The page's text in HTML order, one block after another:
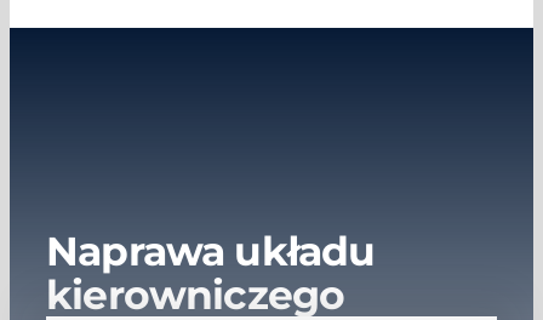
Naprawa układu
kierowniczego